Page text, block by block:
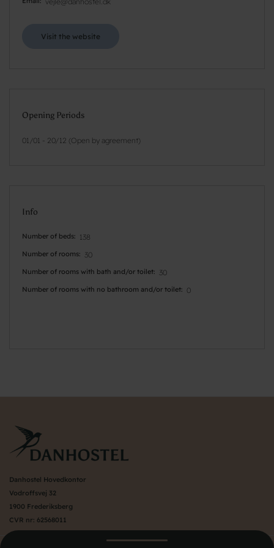
Visit the website
Opening Periods
01/01 - 20/12 (Open by agreement)
Info
Number of beds 138
Number of rooms 30
Number of rooms with bath and/or toilet 30
Number of rooms with no bathroom and/or toilet 0
Danhostel Hovedkontor
Vodroffsvej 32
1900 Frederiksberg
CVR nr: 62568011